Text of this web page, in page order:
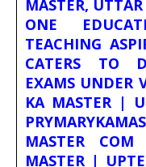
MASTER,
ONE
TEACHING
CATERS TO
EXAMS UNDER
KA MASTER |
MASTER
MASTER |